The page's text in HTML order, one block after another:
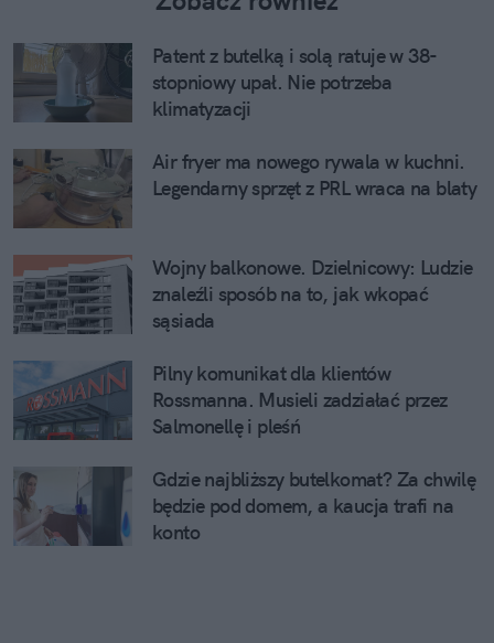
Patent z butelką i solą ratuje w 38-
stopniowy upał. Nie potrzeba
klimatyzacji
Air fryer ma nowego rywala w kuchni.
Legendarny sprzęt z PRL wraca na blaty
Wojny balkonowe. Dzielnicowy: Ludzie
znaleźli sposób na to, jak wkopać
sąsiada
Pilny komunikat dla klientów
Rossmanna. Musieli zadziałać przez
Salmonellę i pleśń
Gdzie najbliższy butelkomat? Za chwilę
będzie pod domem, a kaucja trafi na
konto